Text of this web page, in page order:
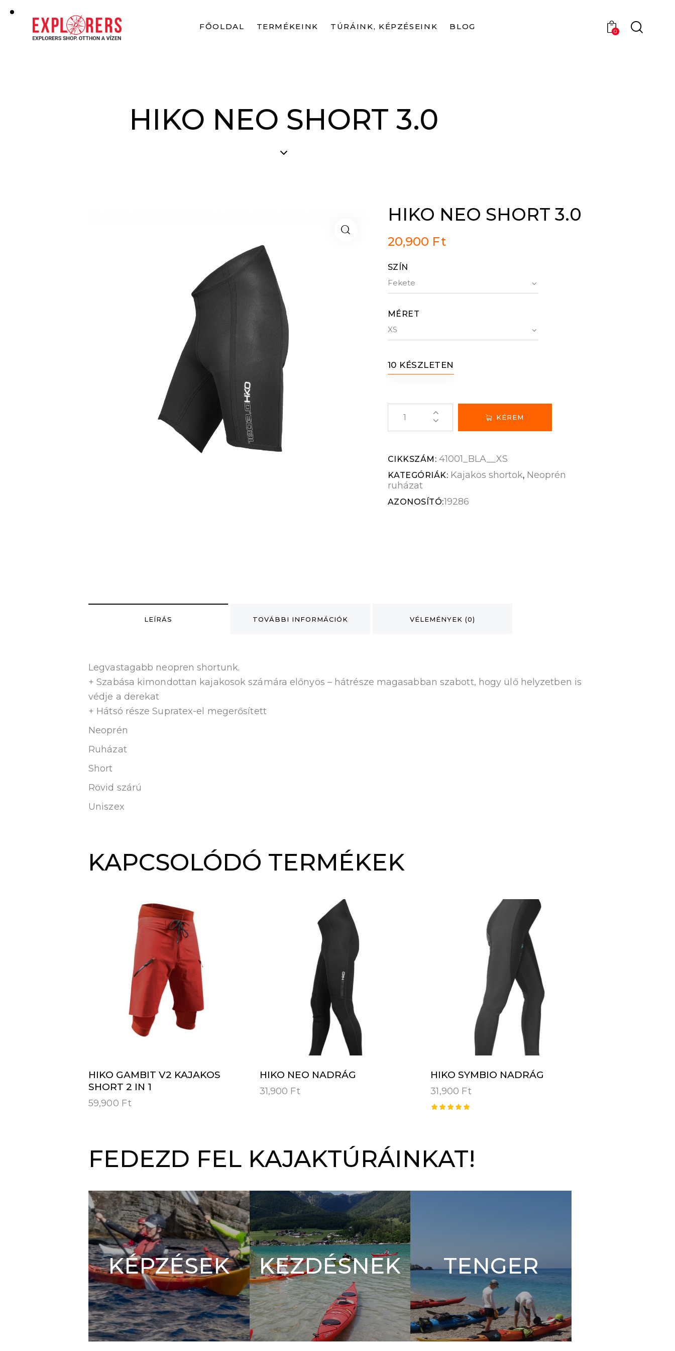
FŐOLDAL TERMÉKEINK TÚRÁINK, KÉPZÉSEINK BLOG
0
HIKO NEO SHORT 3.0
HIKO NEO SHORT 3.0
20,900 Ft
SZÍN
MÉRET
10 KÉSZLETEN
KÉREM
CIKKSZÁM: 41001_BLA__XS
KATEGÓRIÁK: Kajakos shortok, Neoprén
ruházat
AZONOSÍTÓ:19286
LEÍRÁS TOVÁBBI INFORMÁCIÓK VÉLEMÉNYEK (0)
Legvastagabb neopren shortunk.
+ Szabása kimondottan kajakosok számára előnyös – hátrésze magasabban szabott, hogy ülő helyzetben is
védje a derekat
+ Hátsó része Supratex-el megerősített
Neoprén
Ruházat
Short
Rövid szárú
Uniszex
KAPCSOLÓDÓ TERMÉKEK
HIKO GAMBIT V2 KAJAKOS
SHORT 2 IN 1
59,900 Ft
HIKO NEO NADRÁG
31,900 Ft
HIKO SYMBIO NADRÁG
31,900 Ft
FEDEZD FEL KAJAKTÚRÁINKAT!
KÉPZÉSEK KEZDÉSNEK TENGER